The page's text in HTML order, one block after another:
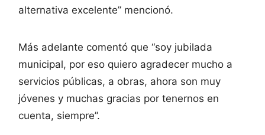
alternativa excelente” mencionó.
Más adelante comentó que “soy jubilada
municipal, por eso quiero agradecer mucho a
servicios públicas, a obras, ahora son muy
jóvenes y muchas gracias por tenernos en
cuenta, siempre”.